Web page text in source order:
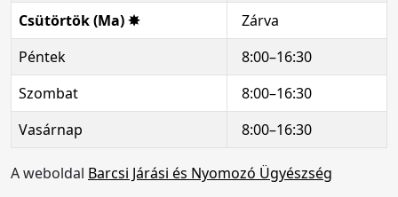
Csütörtök (Ma) ✸
Zárva
Péntek
8:00–16:30
Szombat
8:00–16:30
Vasárnap
8:00–16:30
A weboldal Barcsi Járási és Nyomozó Ügyészség